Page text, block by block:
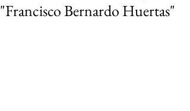
"Francisco Bernardo Huertas"